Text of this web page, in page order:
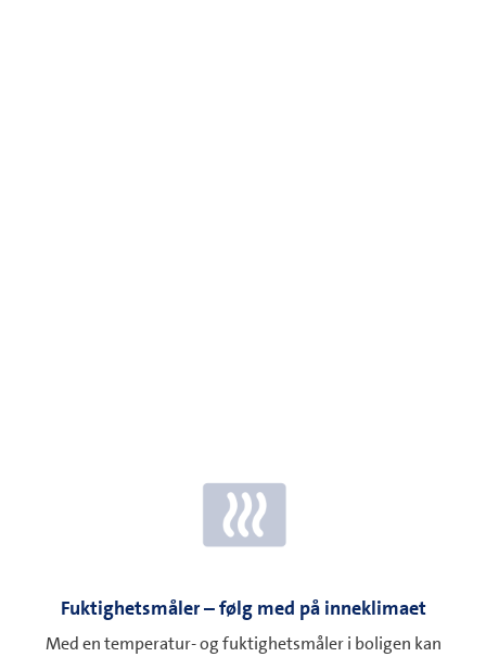
Fuktighetsmåler – følg med på inneklimaet
Med en temperatur- og fuktighetsmåler i boligen kan